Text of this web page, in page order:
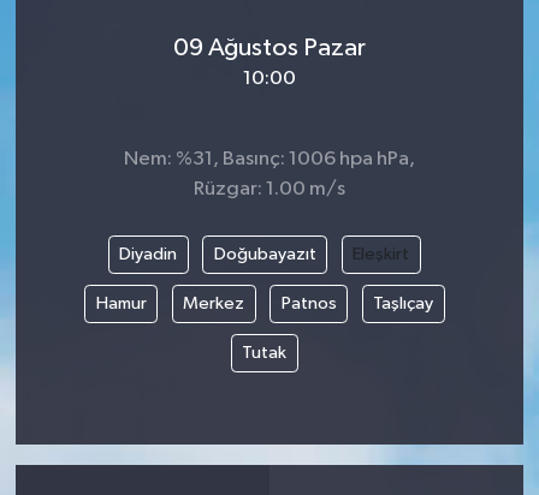
09 Ağustos Pazar
10:00
Nem: %31, Basınç: 1006 hpa hPa,
Rüzgar: 1.00 m/s
Diyadin Doğubayazıt Eleşkirt
Hamur Merkez Patnos Taşlıçay
Tutak